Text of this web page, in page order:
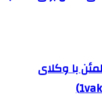
با وکلای